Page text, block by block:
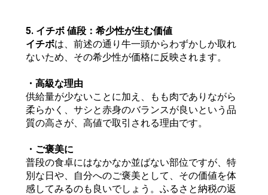
5. イチボ 値段：希少性が生む価値
イチボは、前述の通り牛一頭からわずかしか取れ
ないため、その希少性が価格に反映されます。
・高級な理由
供給量が少ないことに加え、もも肉でありながら
柔らかく、サシと赤身のバランスが良いという品
質の高さが、高値で取引される理由です。
・ご褒美に
普段の食卓にはなかなか並ばない部位ですが、特
別な日や、自分へのご褒美として、その価値を体
感してみるのも良いでしょう。ふるさと納税の返